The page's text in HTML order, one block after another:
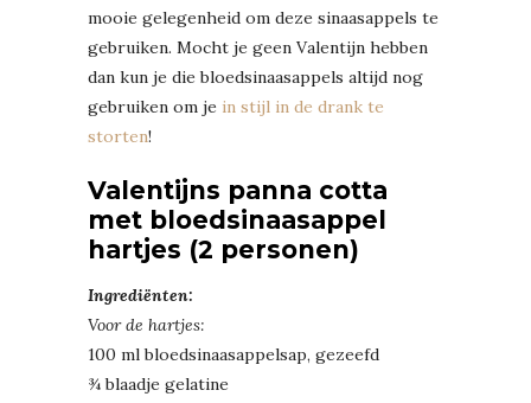
mooie gelegenheid om deze sinaasappels te
gebruiken. Mocht je geen Valentijn hebben
dan kun je die bloedsinaasappels altijd nog
gebruiken om je in stijl in de drank te
storten!
Valentijns panna cotta
met bloedsinaasappel
hartjes (2 personen)
Ingrediënten:
Voor de hartjes:
100 ml bloedsinaasappelsap, gezeefd
¾ blaadje gelatine